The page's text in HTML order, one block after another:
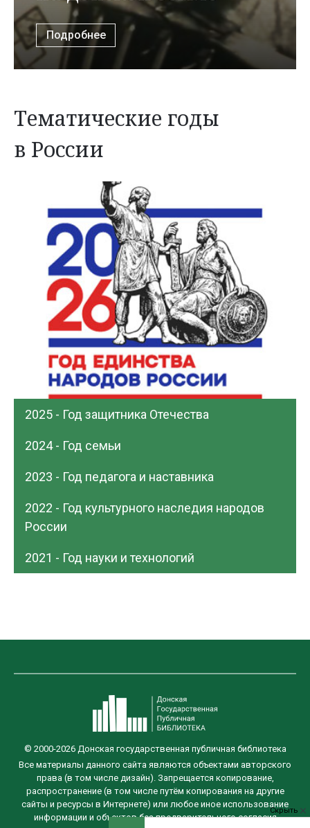
Подробнее
Тематические годы
в России
2025 - Год защитника Отечества
2024 - Год семьи
2023 - Год педагога и наставника
2022 - Год культурного наследия народов
России
2021 - Год науки и технологий
Скрыть
© 2000-2026 Донская государственная публичная библиотека
Все материалы данного сайта являются объектами авторского
права (в том числе дизайн). Запрещается копирование,
распространение (в том числе путём копирования на другие
сайты и ресурсы в Интернете) или любое иное использование
информации и объектов без предварительного согласия